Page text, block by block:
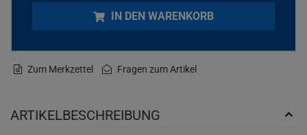
IN DEN WARENKORB
Zum Merkzettel Fragen zum Artikel
ARTIKELBESCHREIBUNG